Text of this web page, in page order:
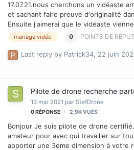
17.07.21.nous cherchons un vidéaste
et sachant faire preuve d'originalité
Ensuite j'aimerai que le vidéaste
roche pret feyt (19) . Pour faire une
pourrons dire un petit mots aux
merciLast reply by Patrick34, 22 juin
mariage vidéo 0 POINTS DE
Pilote de drone recherche
13 mai 2021 par StefDrone
0RÉPONSE 2,9KVUES
Bonjour Je suis pilote de drone certifié. Je recherche un vidéaste
amateur pour avec qui travailler sur
apporter une 3eme dimension à votre réalisation.